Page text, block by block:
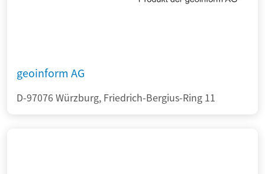
geoinform AG
D-97076 Würzburg, Friedrich-Bergius-Ring 11